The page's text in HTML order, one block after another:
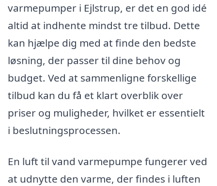
varmepumper i Ejlstrup, er det en god idé
altid at indhente mindst tre tilbud. Dette
kan hjælpe dig med at finde den bedste
løsning, der passer til dine behov og
budget. Ved at sammenligne forskellige
tilbud kan du få et klart overblik over
priser og muligheder, hvilket er essentielt
i beslutningsprocessen.
En luft til vand varmepumpe fungerer ved
at udnytte den varme, der findes i luften